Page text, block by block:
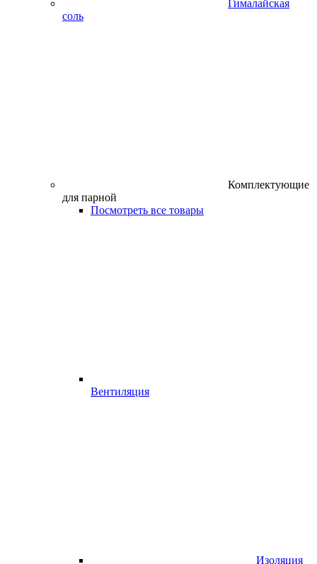
Гималайская
соль
Комплектующие
для парной
Посмотреть все товары
Вентиляция
Изоляция